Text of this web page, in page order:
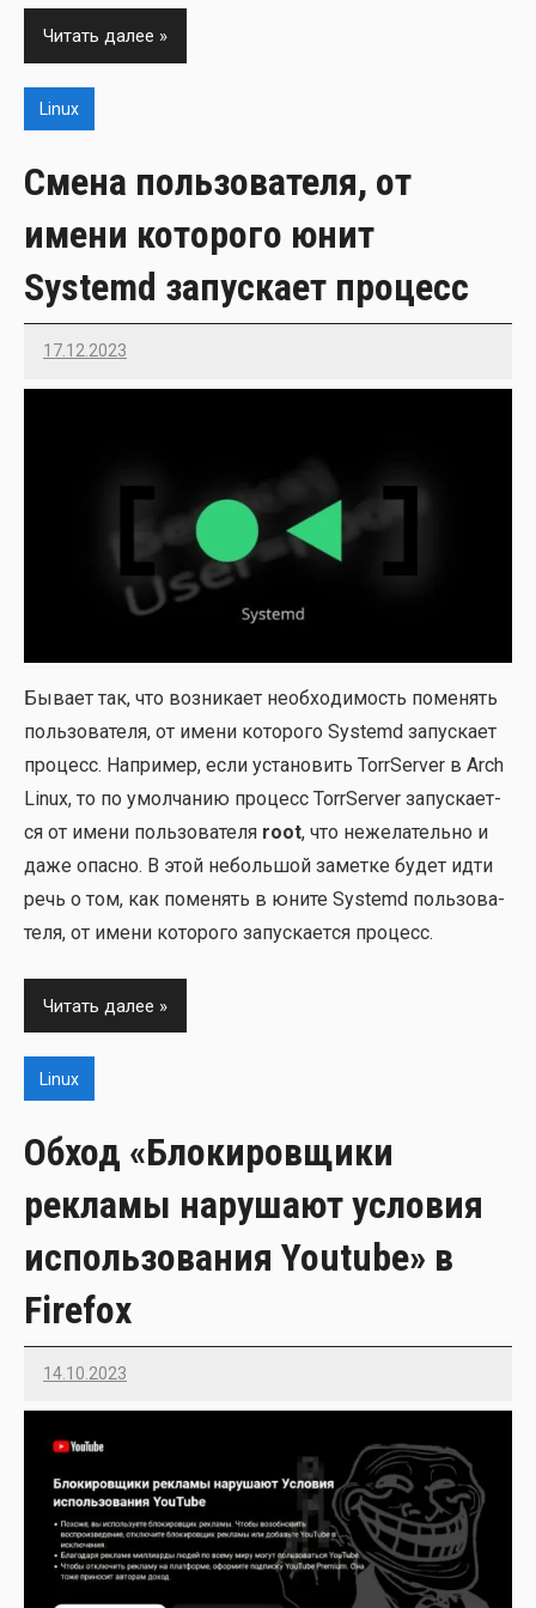
Читать далее
Linux
Смена пользователя, от
имени которого юнит
Systemd запускает процесс
17.12.2023
Imatvey
Быва­ет так, что воз­ни­ка­ет необ­хо­ди­мость поме­нять
поль­зо­ва­те­ля, от име­ни кото­ро­го Systemd запус­ка­ет
про­цесс. Напри­мер, если уста­но­вить TorrServer в Arch
Linux, то по умол­ча­нию про­цесс TorrServer запус­ка­ет­
ся от име­ни поль­зо­ва­те­ля root, что неже­ла­тель­но и
даже опас­но. В этой неболь­шой замет­ке будет идти
речь о том, как поме­нять в юни­те Systemd поль­зо­ва­
те­ля, от име­ни кото­ро­го запус­ка­ет­ся про­цесс.
Читать далее
Linux
Обход «Блокировщики
рекламы нарушают условия
использования Youtube» в
Firefox
14.10.2023
Imatvey